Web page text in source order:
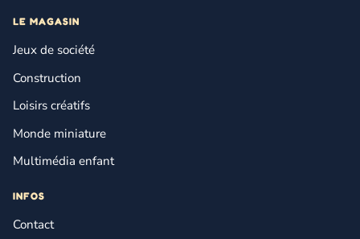
LE MAGASIN
Jeux de société
Construction
Loisirs créatifs
Monde miniature
Multimédia enfant
INFOS
Contact